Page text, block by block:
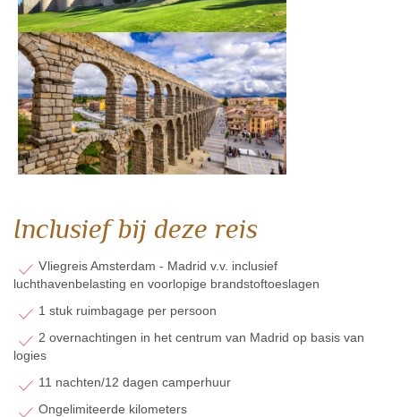
Inclusief bij deze reis
Vliegreis Amsterdam - Madrid v.v. inclusief
luchthavenbelasting en voorlopige brandstoftoeslagen
1 stuk ruimbagage per persoon
2 overnachtingen in het centrum van Madrid op basis van
logies
11 nachten/12 dagen camperhuur
Ongelimiteerde kilometers